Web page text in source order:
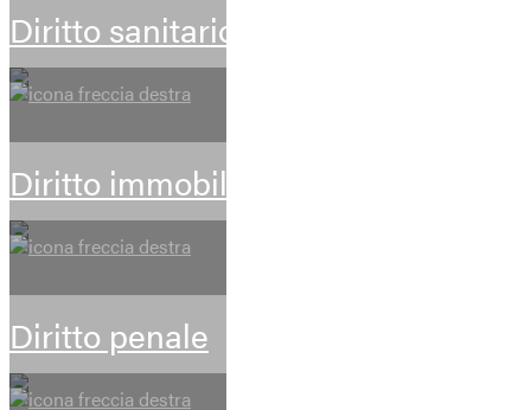
Diritto sanitario
Diritto immobiliare
Diritto penale